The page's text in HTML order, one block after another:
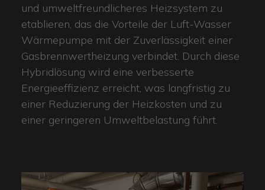
und umweltfreundlicheres Heizsystem zu
etablieren, das die Vorteile der Luft-Wasser
Wärmepumpe mit der Zuverlässigkeit einer
Gasbrennwertheizung verbindet. Durch diese
Hybridlösung wird eine verbesserte
Energieeffizienz erreicht, was langfristig zu
einer Reduzierung der Heizkosten und zu
einer geringeren Umweltbelastung führt.